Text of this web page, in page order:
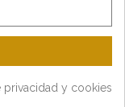
Plan du site
privacidad y cookies